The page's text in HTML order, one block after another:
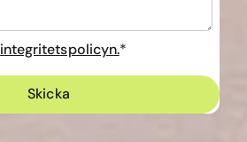
integritetspolicyn.*